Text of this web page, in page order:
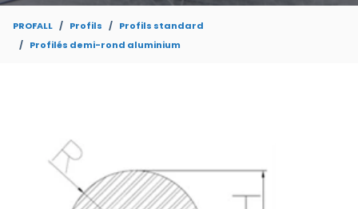
PROFALL Profils
Profils standard
Profilés demi-rond aluminium